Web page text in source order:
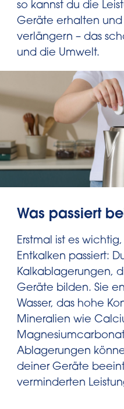
so kannst du die
Geräte erhalten und
verlängern – das
und die Umwelt.
Was passiert
Erstmal ist es
Entkalken passiert:
Kalkablagerungen,
Geräte bilden. Sie
Wasser, das hohe
Mineralien wie
Ablagerungen
deiner Geräte
verminderten